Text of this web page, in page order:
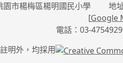
園市楊梅區楊明國民小學 地址
[Google
電話：03-
明外，均採用